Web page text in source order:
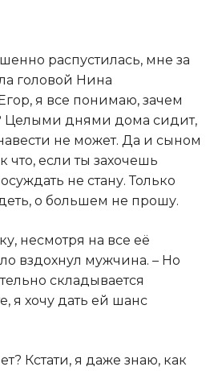
распустилась, мне за
головой Нина
я все понимаю, зачем
Целыми днями дома сидит,
не может. Да и сыном
что, если ты захочешь
не стану. Только
о большем не прошу.
несмотря на все её
вздохнул мужчина. – Но
складывается
я хочу дать ей шанс
Кстати, я даже знаю, как